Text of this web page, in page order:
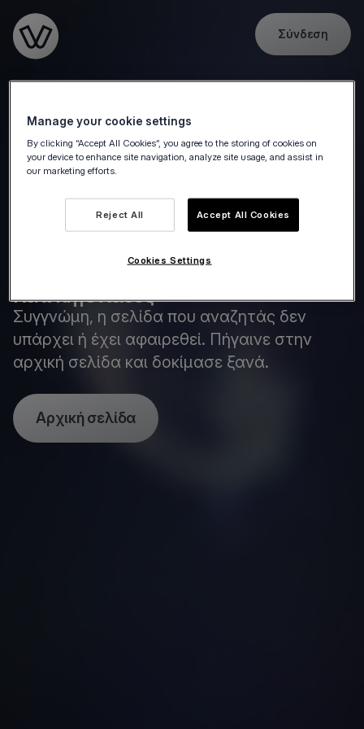
Σύνδεση
Κάτι πήγε λάθος
Συγγνώμη, η σελίδα που αναζητάς δεν
υπάρχει ή έχει αφαιρεθεί. Πήγαινε στην
αρχική σελίδα και δοκίμασε ξανά.
Αρχική σελίδα
Manage your cookie settings
By clicking “Accept All Cookies”, you agree to the storing of cookies on
your device to enhance site navigation, analyze site usage, and assist in
our marketing efforts.
Reject All Accept All Cookies
Cookies Settings